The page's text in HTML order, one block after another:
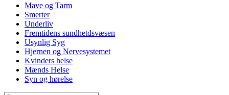
Mave og Tarm
Smerter
Underliv
Fremtidens sundhetdsvæsen
Usynlig Syg
Hjernen og Nervesystemet
Kvinders helse
Mænds Helse
Syn og hørelse